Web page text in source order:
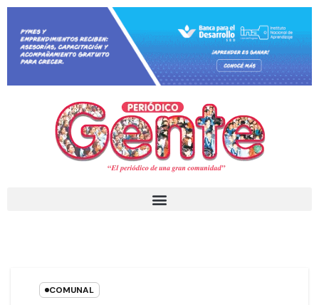
COMUNAL